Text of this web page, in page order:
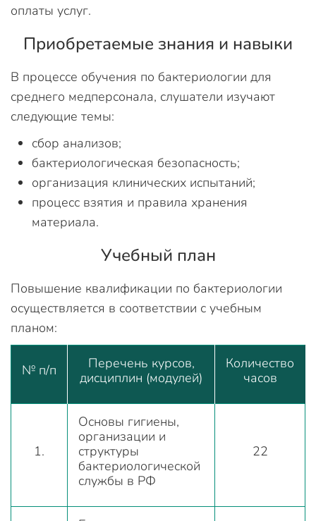
оплаты услуг.
Приобретаемые знания и навыки
В процессе обучения по бактериологии для
среднего медперсонала, слушатели изучают
следующие темы:
сбор анализов;
бактериологическая безопасность;
организация клинических испытаний;
процесс взятия и правила хранения
материала.
Учебный план
Повышение квалификации по бактериологии
осуществляется в соответствии с учебным
планом:
№ п/п
Перечень курсов,
дисциплин (модулей)
Количество
часов
1.
Основы гигиены,
организации и
структуры
бактериологической
службы в РФ
22